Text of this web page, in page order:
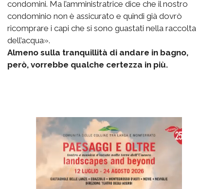
condomini. Ma l’amministratrice dice che il nostro
condominio non è assicurato e quindi già dovrò
ricomprare i capi che si sono guastati nella raccolta
dell’acqua».
Almeno sulla tranquillità di andare in bagno,
però, vorrebbe qualche certezza in più.